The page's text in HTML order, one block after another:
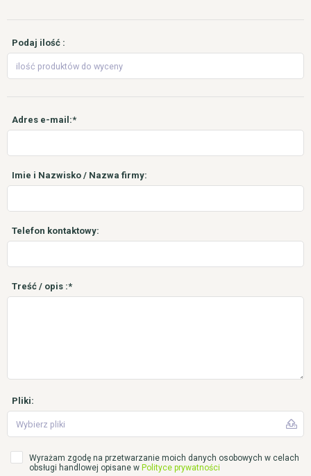
Podaj ilość :
Adres e-mail:*
Imie i Nazwisko / Nazwa firmy:
Telefon kontaktowy:
Treść / opis :*
Pliki:
Wybierz pliki
Wyrażam zgodę na przetwarzanie moich danych osobowych w celach
obsługi handlowej opisane w Polityce prywatności